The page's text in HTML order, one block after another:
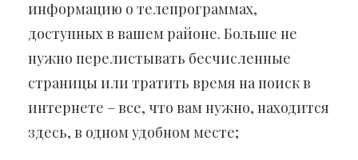
информацию о телепрограммах,
доступных в вашем районе. Больше не
нужно перелистывать бесчисленные
страницы или тратить время на поиск в
интернете – все, что вам нужно, находится
здесь, в одном удобном месте;